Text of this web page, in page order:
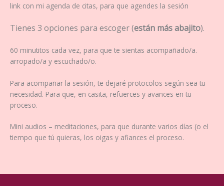
link con mi agenda de citas, para que agendes la sesión
Tienes 3 opciones para escoger (están más abajito).
60 minutitos cada vez, para que te sientas acompañado/a.
arropado/a y escuchado/o.
Para acompañar la sesión, te dejaré protocolos según sea tu
necesidad. Para que, en casita, refuerces y avances en tu
proceso.
Mini audios – meditaciones, para que durante varios días (o el
tiempo que tú quieras, los oigas y afiances el proceso.